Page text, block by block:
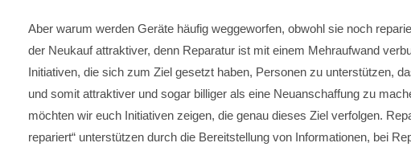
Aber warum werden Geräte häufig weggeworfen, obwohl sie noch
der Neukauf attraktiver, denn Reparatur ist mit einem Mehraufwand
Initiativen, die sich zum Ziel gesetzt haben, Personen zu unterstützen,
und somit attraktiver und sogar billiger als eine Neuanschaffung zu
möchten wir euch Initiativen zeigen, die genau dieses Ziel verfolgen.
repariert“ unterstützen durch die Bereitstellung von Informationen, bei